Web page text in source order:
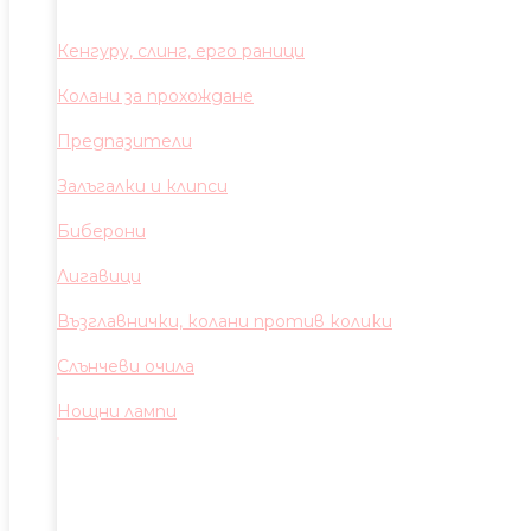
Кенгуру, слинг, ерго раници
Колани за прохождане
Предпазители
Залъгалки и клипси
Биберони
Лигавици
Възглавнички, колани против колики
Слънчеви очила
Нощни лампи